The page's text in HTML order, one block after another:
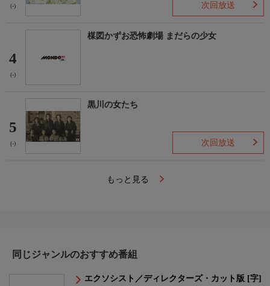
(-) 次回放送
4
(-)
楳図かずお恐怖劇場 まだらの少女
5
(-)
黒川の女たち
次回放送
もっと見る
同じジャンルのおすすめ番組
エクソシスト／ディレクターズ・カット版 [字]